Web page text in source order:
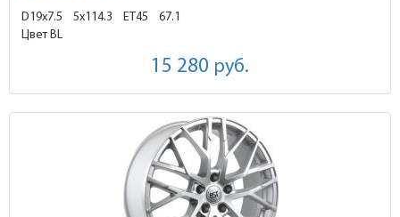
D19x7.5 5x114.3 ET45
67.1
Цвет BL
15 280 руб.